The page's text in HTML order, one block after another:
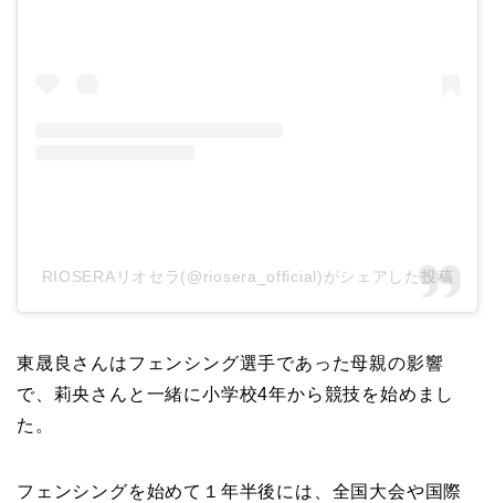
RIOSERAリオセラ(@riosera_official)がシェアした投稿
東晟良さんはフェンシング選手であった母親の影響
で、莉央さんと一緒に小学校4年から競技を始めまし
た。
フェンシングを始めて１年半後には、全国大会や国際